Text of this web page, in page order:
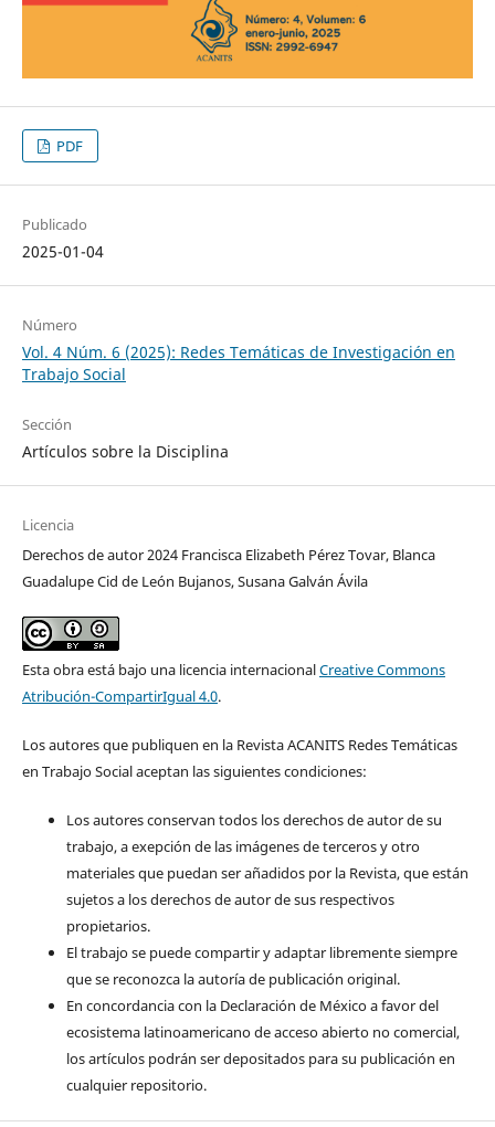
PDF
Publicado
2025-01-04
Número
Vol. 4 Núm. 6 (2025): Redes Temáticas de Investigación en
Trabajo Social
Sección
Artículos sobre la Disciplina
Licencia
Derechos de autor 2024 Francisca Elizabeth Pérez Tovar, Blanca
Guadalupe Cid de León Bujanos, Susana Galván Ávila
Esta obra está bajo una licencia internacionalCreative Commons
Atribución-CompartirIgual 4.0.
Los autores que publiquen en la Revista ACANITS Redes Temáticas
en Trabajo Social aceptan las siguientes condiciones:
Los autores conservan todos los derechos de autor de su
trabajo, a exepción de las imágenes de terceros y otro
materiales que puedan ser añadidos por la Revista, que están
sujetos a los derechos de autor de sus respectivos
propietarios.
El trabajo se puede compartir y adaptar libremente siempre
que se reconozca la autoría de publicación original.
En concordancia con la Declaración de México a favor del
ecosistema latinoamericano de acceso abierto no comercial,
los artículos podrán ser depositados para su publicación en
cualquier repositorio.